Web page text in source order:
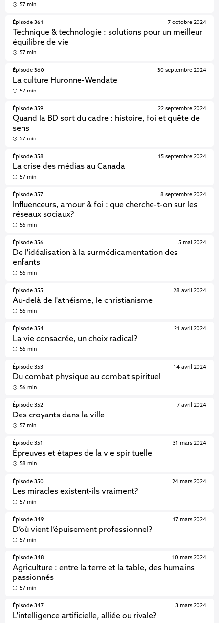
57 min
Épisode 361
Technique & technologie : solutions pour un meilleur
équilibre de vie
7 octobre 2024
57 min
Épisode 360
La culture Huronne-Wendate
30 septembre 2024
57 min
Épisode 359
Quand la BD sort du cadre : histoire, foi et quête de
sens
22 septembre 2024
57 min
Épisode 358
La crise des médias au Canada
15 septembre 2024
57 min
Épisode 357
Influenceurs, amour & foi : que cherche-t-on sur les
réseaux sociaux?
8 septembre 2024
56 min
Épisode 356
De l'idéalisation à la surmédicamentation des
enfants
5 mai 2024
56 min
Épisode 355
Au-delà de l'athéisme, le christianisme
28 avril 2024
56 min
Épisode 354
La vie consacrée, un choix radical?
21 avril 2024
56 min
Épisode 353
Du combat physique au combat spirituel
14 avril 2024
56 min
Épisode 352
Des croyants dans la ville
7 avril 2024
57 min
Épisode 351
Épreuves et étapes de la vie spirituelle
31 mars 2024
58 min
Épisode 350
Les miracles existent-ils vraiment?
24 mars 2024
57 min
Épisode 349
D’où vient l’épuisement professionnel?
17 mars 2024
57 min
Épisode 348
Agriculture : entre la terre et la table, des humains
passionnés
10 mars 2024
57 min
Épisode 347
L'intelligence artificielle, alliée ou rivale?
3 mars 2024